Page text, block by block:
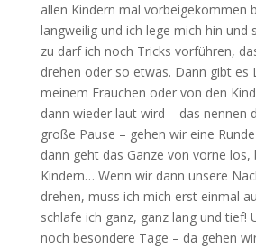
allen Kindern mal vorbeigekommen
langweilig und ich lege mich hin und
zu darf ich noch Tricks vorführen,
drehen oder so etwas. Dann gibt es
meinem Frauchen oder von den
dann wieder laut wird – das nennen
große Pause – gehen wir eine
dann geht das Ganze von vorne los,
Kindern… Wenn wir dann unsere
drehen, muss ich mich erst einmal
schlafe ich ganz, ganz lang und tief!
noch besondere Tage – da gehen